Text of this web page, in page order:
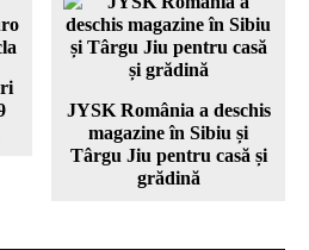
JYSK România a deschis
magazine în Sibiu și
Târgu Jiu pentru casă și
grădină